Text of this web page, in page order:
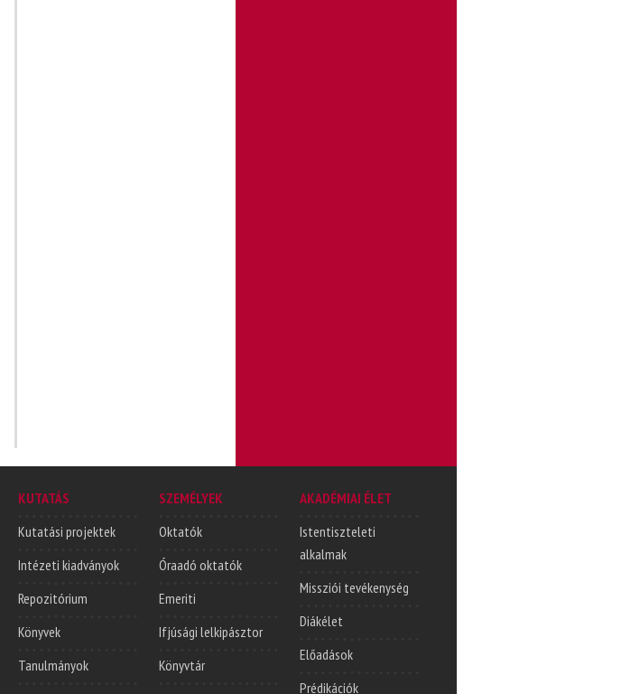
KUTATÁS
Kutatási projektek
Intézeti kiadványok
Repozitórium
Könyvek
Tanulmányok
SZEMÉLYEK
Oktatók
Óraadó oktatók
Emeriti
Ifjúsági lelkipásztor
Könyvtár
AKADÉMIAI ÉLET
Istentiszteleti
alkalmak
Missziói tevékenység
Diákélet
Előadások
Prédikációk